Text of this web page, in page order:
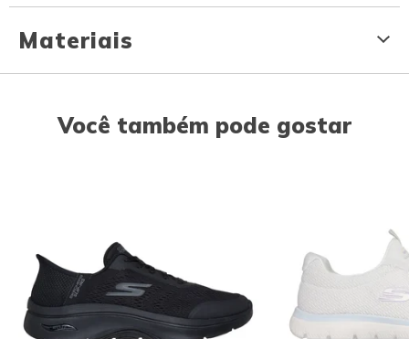
Materiais
Você também pode gostar